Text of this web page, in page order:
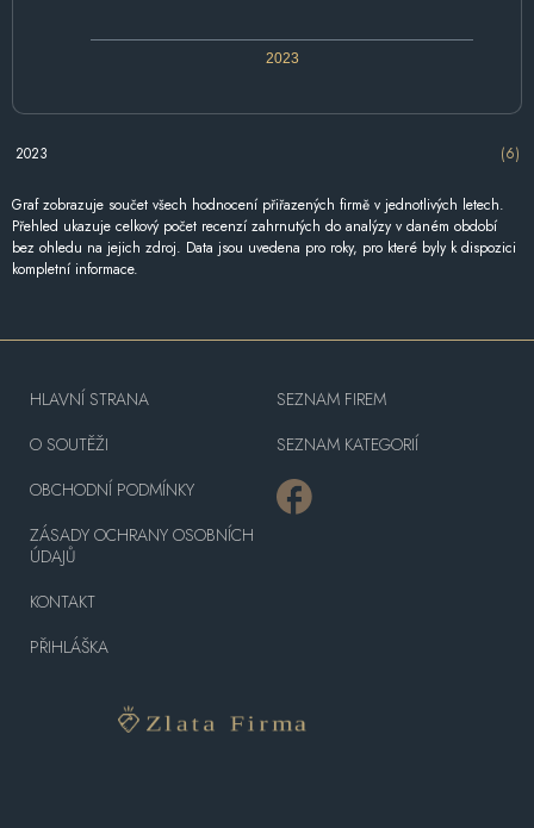
2023
2023 (6)
Graf zobrazuje součet všech hodnocení přiřazených firmě v jednotlivých letech.
Přehled ukazuje celkový počet recenzí zahrnutých do analýzy v daném období
bez ohledu na jejich zdroj. Data jsou uvedena pro roky, pro které byly k dispozici
kompletní informace.
HLAVNÍ STRANA
O SOUTĚŽI
OBCHODNÍ PODMÍNKY
ZÁSADY OCHRANY OSOBNÍCH
ÚDAJŮ
KONTAKT
PŘIHLÁŠKA
SEZNAM FIREM
SEZNAM KATEGORIÍ